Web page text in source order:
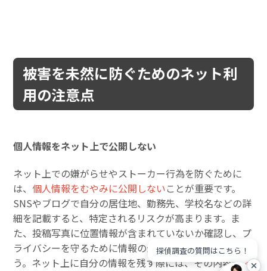
被害を未然に防ぐためのネット利
用の注意点
個人情報をネット上で公開しない
ネット上での嫌がらせやストーカー行為を防ぐために
は、 個人情報をむやみに公開しないことが重要です。
SNSやブログで自分の居住地、勤務先、学校名などの詳
細を記載すると、特定されるリスクが高まります。ま
た、投稿写真に位置情報が含まれていないか確認し、プ
ライバシーを守るために情報の公開範囲を設定しましょ
う。ネット上に自分の情報を残す際には、その内容が 他
探偵調査の質問はこちら！